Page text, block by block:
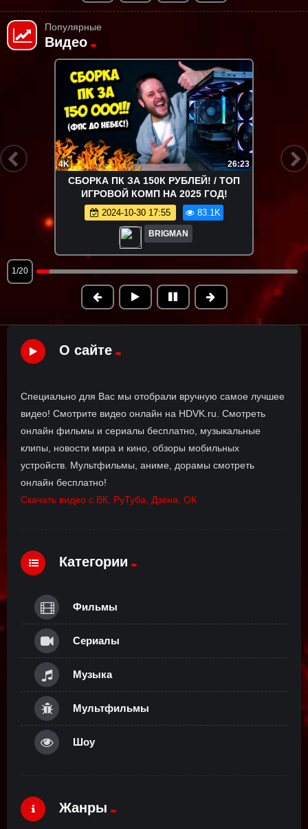
Популярные
Видео
4K 26:23
СБОРКА ПК ЗА 150К РУБЛЕЙ! / ТОП
ИГРОВОЙ КОМП НА 2025 ГОД!
2024-10-30 17:55 83.1K
BRIGMAN
1/20
О сайте
Специально для Вас мы отобрали вручную самое лучшее
видео! Смотрите видео онлайн на HDVK.ru. Смотреть
онлайн фильмы и сериалы бесплатно, музыкальные
клипы, новости мира и кино, обзоры мобильных
устройств. Мультфильмы, аниме, дорамы смотреть
онлайн бесплатно!
Скачать видео с ВК, РуТуба, Дзена, ОК
Категории
Фильмы
Сериалы
Музыка
Мультфильмы
Шоу
Жанры